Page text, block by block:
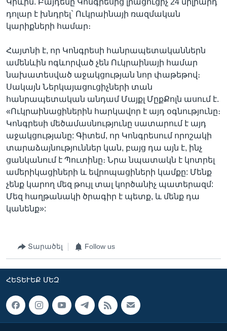
դոլար է խնդրել` Ուկրաինայի ռազմական
կարիքների համար։
Հայտնի է, որ Կոնգրեսի հանրապետականներն
ամենևին ոգևորված չեն Ուկրաինայի համար
նախատեսված աջակցության նոր փաթեթով։
Սակայն Ներկայացուցիչների տան
հանրապետական անդամ Մայքլ ՄըքՔոլն ասում է.
«Ուկրաինացիներին հարկավոր է այդ օգնությունը։
Կոնգրեսի մեծամասնությունը սատարում է այդ
աջակցությանը: Գիտեմ, որ Կոնգրեսում որոշակի
տարաձայնություններ կան, բայց դա այն է, ինչ
ցանկանում է Պուտինը։ Նրա նպատակն է կոտրել
ամերիկացիների և եվրոպացիների կամքը: Մենք
չենք կարող մեզ թույլ տալ կործանիչ պատերազմ:
Մեզ հաղթանակի ծրագիր է պետք, և մենք դա
կանենք»:
Տարածել Follow us
ՀԵՏԵՒԵՔ ՄԵԶ